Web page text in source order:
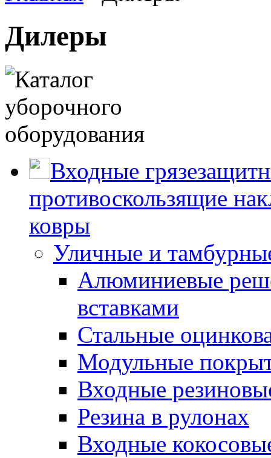
Дилеры
Входные
противоскользящие
ковры
Уличные и
Алюминиевые
вставками
Стальные
Модульные
Входные
Резина в рулонах
Входные